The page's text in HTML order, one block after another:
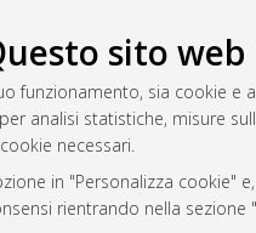
sito
funzionamento, sia cookie
analisi statistiche, misure
necessari.
in "Personalizza
rientrando nella
e gestito daAlmaDL
privacy
del sito